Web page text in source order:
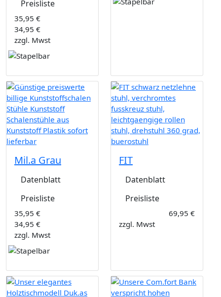
Preisliste
35,95 €
34,95 €
zzgl. Mwst
Mil.a Grau
Datenblatt
Preisliste
35,95 €
34,95 €
zzgl. Mwst
FIT
Datenblatt
Preisliste
69,95 €
zzgl. Mwst